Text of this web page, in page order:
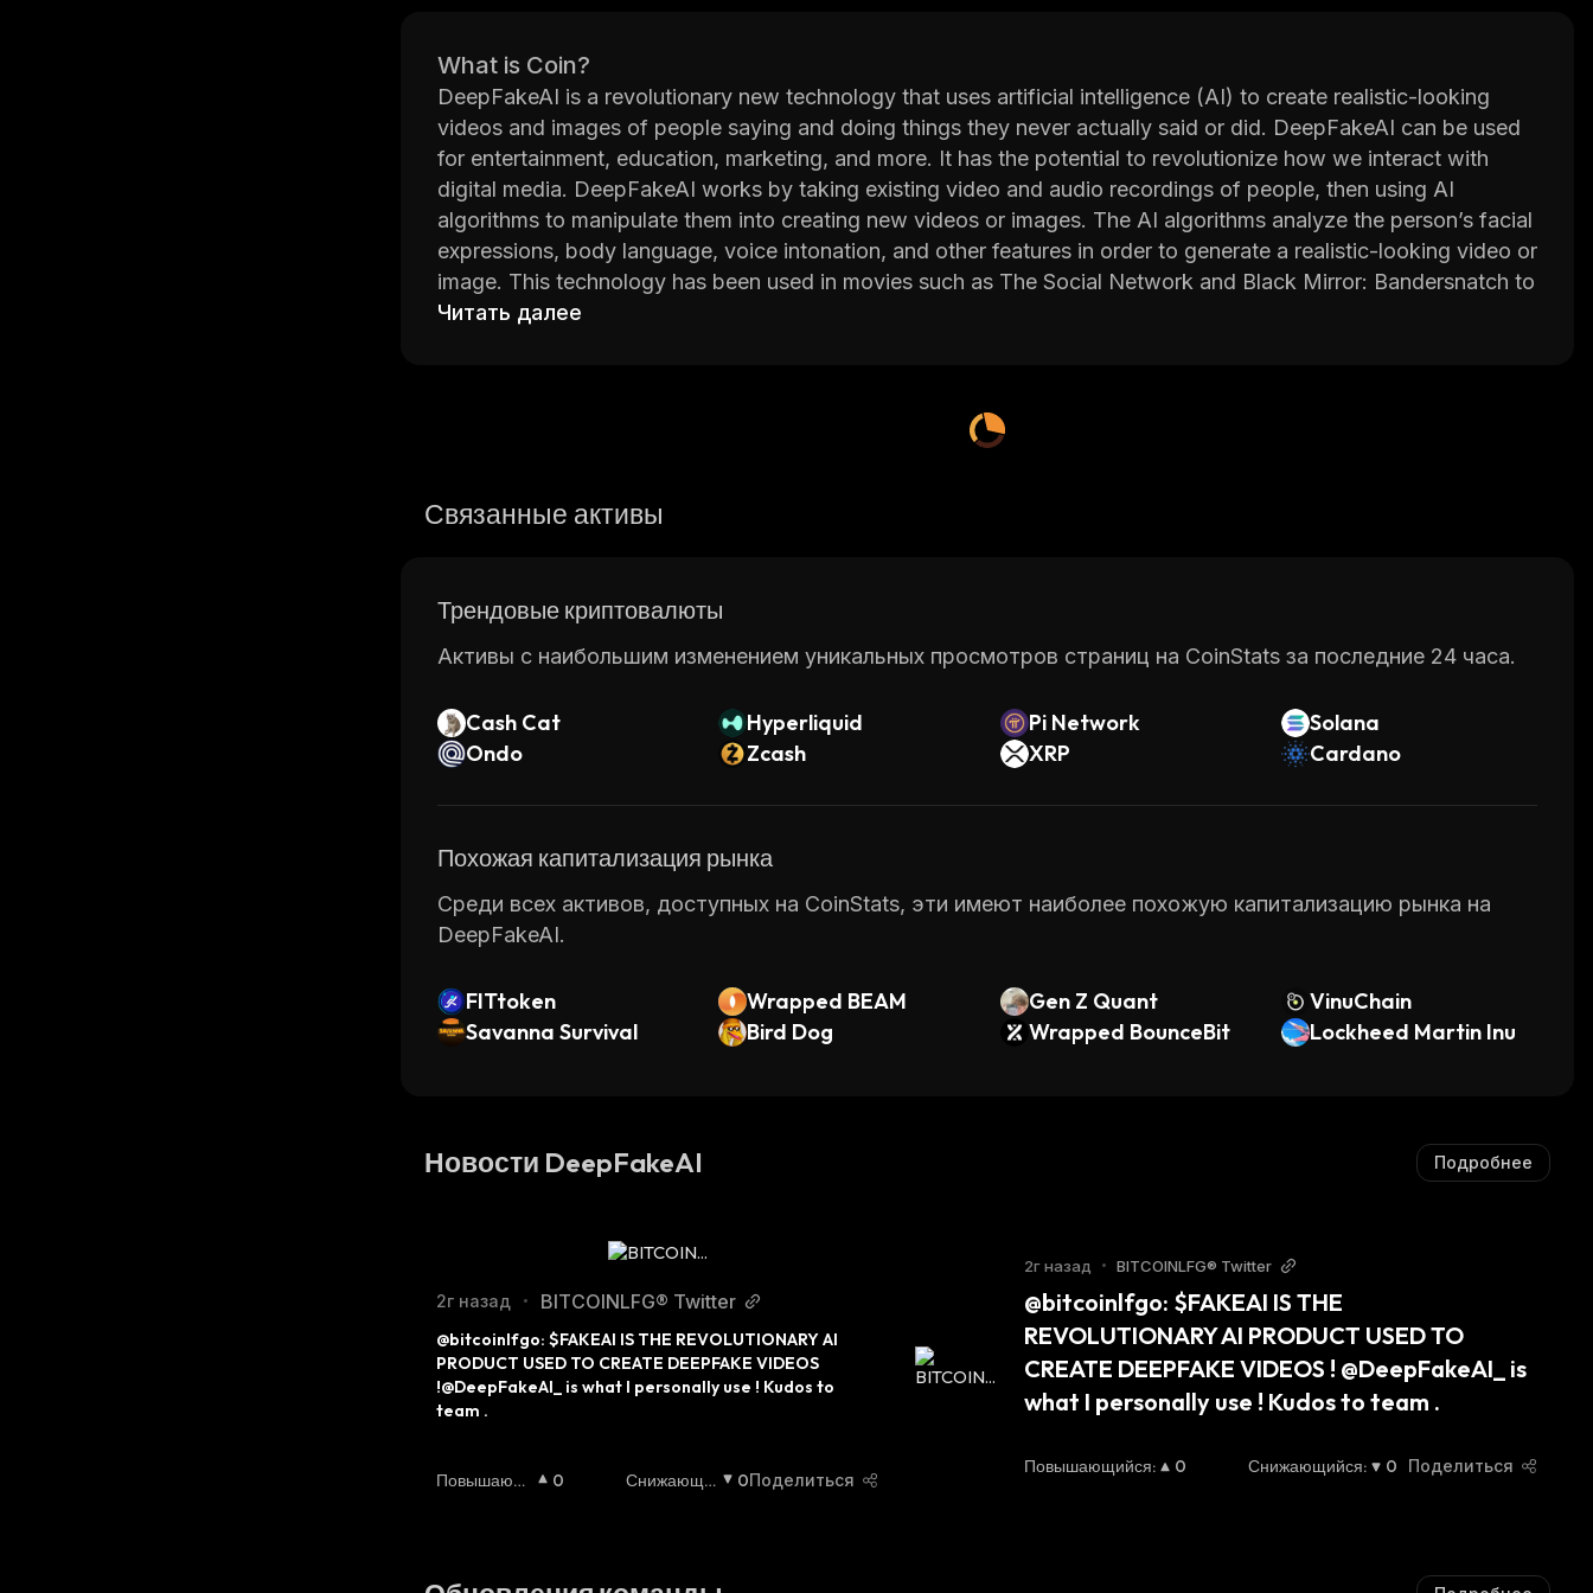
What is Coin?
DeepFakeAI is a revolutionary new technology that uses artificial intelligence (AI) to create realistic-looking
videos and images of people saying and doing things they never actually said or did. DeepFakeAI can be used
for entertainment, education, marketing, and more. It has the potential to revolutionize how we interact with
digital media. DeepFakeAI works by taking existing video and audio recordings of people, then using AI
algorithms to manipulate them into creating new videos or images. The AI algorithms analyze the person’s facial
expressions, body language, voice intonation, and other features in order to generate a realistic-looking video or
image. This technology has been used in movies such as The Social Network and Black Mirror: Bandersnatch to
create convincing digital actors.
advertisements featuring celebrities endorsing products or services. Additionally, DeepFakeAI can be used for
interact with digital media. With its potential applications ranging from entertainment to security, it’s easy to see
Читать далее
Связанные активы
Трендовые криптовалюты
Активы с наибольшим изменением уникальных просмотров страниц на CoinStats за последние 24 часа.
Cash Cat Hyperliquid Pi Network
Solana
Ondo
Zcash XRP Cardano
Похожая капитализация рынка
Среди всех активов, доступных на CoinStats, эти имеют наиболее похожую капитализацию рынка на
DeepFakeAI.
FITtoken Wrapped BEAM Gen Z Quant
VinuChain
Savanna Survival
Bird Dog Wrapped BounceBit Lockheed Martin Inu
Новости DeepFakeAI Подробнее
2г назад • BITCOINLFG® Twitter
@bitcoinlfgo: $FAKEAI IS THE REVOLUTIONARY AI
PRODUCT USED TO CREATE DEEPFAKE VIDEOS
!@DeepFakeAI_ is what I personally use ! Kudos to
team .
Повышающ
0
Снижающи
0Поделиться
2г назад • BITCOINLFG® Twitter
@bitcoinlfgo: $FAKEAI IS THE
REVOLUTIONARY AI PRODUCT USED TO
CREATE DEEPFAKE VIDEOS ! @DeepFakeAI_ is
what I personally use ! Kudos to team .
Повышающийся: 0 Снижающийся: 0 Поделиться